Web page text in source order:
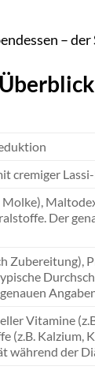
–
cremiger
Der
Zubereitung),
Vitamine
(z.B. Kalzium,
während der